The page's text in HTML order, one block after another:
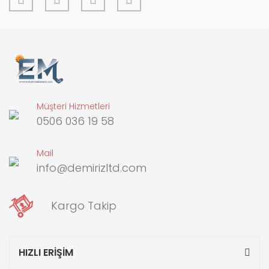
Müşteri Hizmetleri
0506 036 19 58
Mail
info@demirizltd.com
Kargo Takip
HIZLI ERİŞİM